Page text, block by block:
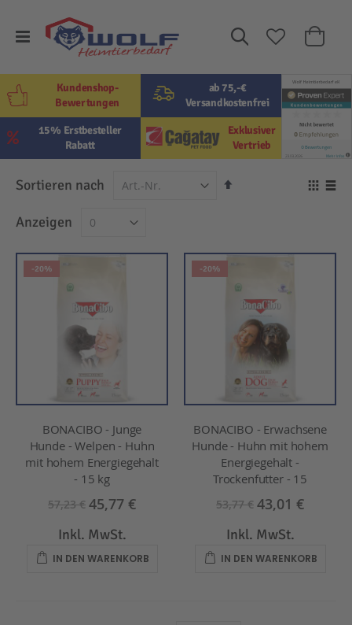
Suche
Mein
ab 75,-€
Versandkostenfrei
Exklusiver
Vertrieb
15% Erstbesteller
Rabatt
Kundenshop-
Bewertungen
Sortieren nach
In
Anzeigen
-20%
BONACIBO - Junge
Hunde - Welpen - Huhn
mit hohem Energiegehalt
- 15 kg
57,23 € 45,77 €
Inkl. MwSt.
IN DEN WARENKORB
-20%
BONACIBO - Erwachsene
Hunde - Huhn mit hohem
Energiegehalt -
Trockenfutter - 15
53,77 € 43,01 €
Inkl. MwSt.
IN DEN WARENKORB